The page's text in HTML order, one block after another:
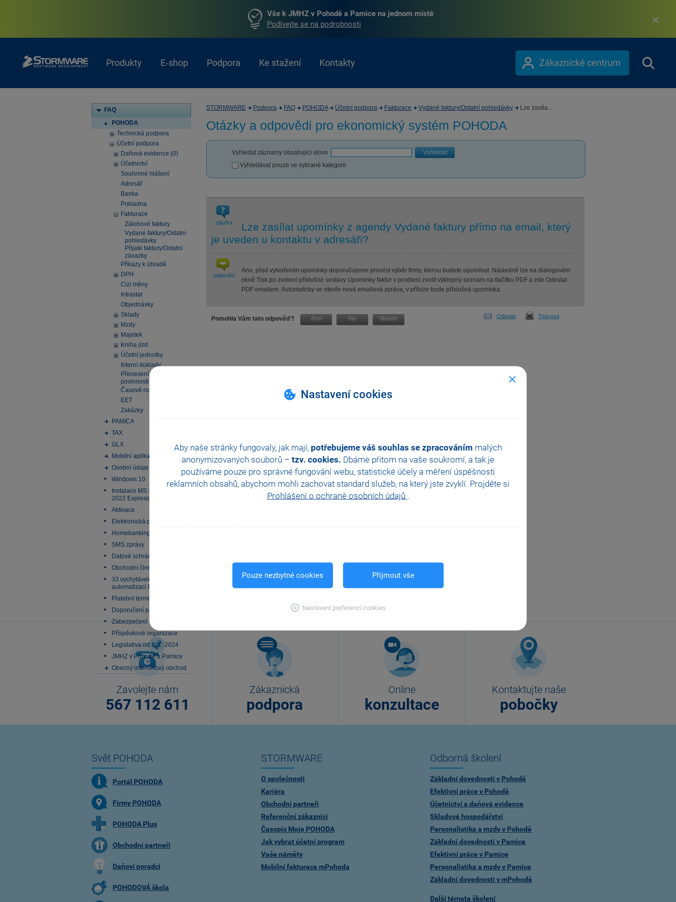
Nastavení cookies
Aby naše stránky fungovaly, jak mají, potřebujeme váš souhlas se zpracováním malých
anonymizovaných souborů – tzv. cookies. Dbáme přitom na vaše soukromí, a tak je
používáme pouze pro správné fungování webu, statistické účely a měření úspěšnosti
reklamních obsahů, abychom mohli zachovat standard služeb, na který jste zvyklí. Projděte si
Prohlášení o ochraně osobních údajů .
Pouze nezbytné cookies Přijmout vše
Nastavení preferencí cookies
Vše k JMHZ v Pohodě a Pamice na jednom místě
Podívejte se na podrobnosti
Produkty E‑shop Podpora Ke stažení Kontakty Zákaznické centrum
FAQ
POHODA
Technická podpora
Účetní podpora
Daňová evidence (0)
Účetnictví
Souhrnné hlášení
Adresář
Banka
Pokladna
Fakturace
Zálohové faktury
Vydané faktury/Ostatní
pohledávky
Přijaté faktury/Ostatní
závazky
Příkazy k úhradě
DPH
Cizí měny
Intrastat
Objednávky
Sklady
Mzdy
Majetek
Kniha jízd
Účetní jednotky
Interní doklady
Přenesení daňové
povinnosti
Časové rozlišení
EET
Zakázky
PAMICA
TAX
GLX
Mobilní aplikace
Osobní údaje
Windows 10
Instalace MS SQL Server
2022 Express
Aktivace
Elektronická podání
Homebanking
SMS zprávy
Datové schránky
Obchodní činnost
33 vychytávek pro
automatizaci Pohody
Platební terminály
Doporučení pro zálohování
Zabezpečení
Příspěvkové organizace
Legislativa od 1. 1. 2024
JMHZ v Pohodě a Pamice
Obecný internetový obchod
STORMWARE Podpora FAQ POHODA Účetní podpora Fakturace Vydané faktury/Ostatní pohledávky Lze zasíla...
Otázky a odpovědi pro ekonomický systém POHODA
Vyhledat záznamy obsahující slovo
Vyhledat
Vyhledávat pouze ve vybrané kategorii
otázka
Lze zasílat upomínky z agendy Vydané faktury přímo na email, který
je uveden u kontaktu v adresáři?
odpověď
Ano, před vytvořením upomínky doporučujeme provést výběr firmy, kterou budete upomínat. Následně lze na dialogovém
okně Tisk po zvolení příslušné sestavy Upomínky faktur v prodlení zvolit výklopný seznam na tlačítku PDF a zde Odeslat
PDF emailem. Automaticky se otevře nová emailová zpráva, v příloze bude příslušná upomínka.
Pomohla Vám tato odpověď? Ano Ne Nevím Odeslat Tisknout
Zavolejte nám
567 112 611
Zákaznická
podpora
Online
konzultace
Kontaktujte naše
pobočky
Svět POHODA
Portál POHODA
Firmy POHODA
POHODA Plus
Obchodní partneři
Daňoví poradci
POHODOVÁ škola
STORMWARE
O společnosti
Kariéra
Obchodní partneři
Referenční zákazníci
Časopis Moje POHODA
Jak vybrat účetní program
Vaše náměty
Mobilní fakturace mPohoda
Odborná školení
Základní dovednosti v Pohodě
Efektivní práce v Pohodě
Účetnictví a daňová evidence
Skladové hospodářství
Personalistika a mzdy v Pohodě
Základní dovednosti v Pamice
Efektivní práce v Pamice
Personalistika a mzdy v Pamice
Základní dovednosti v mPohodě
Další témata školení